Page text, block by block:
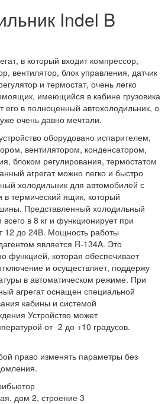
Indel B
в который входит компрессор,
вентилятор, блок управления, датчик
и термостат, очень легко
имеющийся в кабине грузовика
его в полноценный автохолодильник, о
очень давно мечтали.
оборудовано испарителем,
вентилятором, конденсатором,
блоком регулирования, термостатом
агрегат можно легко и быстро
холодильник для автомобилей с
термический ящик, который
Представленный холодильный
всего в 8 кг и функционирует при
12 до 24В. Мощность работы
является R-134A. Это
функцией, которая обеспечивает
и осуществляет, поддержу
в автоматическом режиме. При
агрегат оснащен специальной
кабины и системой
Устройство может
от -2 до +10 градусов.
право изменять параметры без
дом 2, строение 3